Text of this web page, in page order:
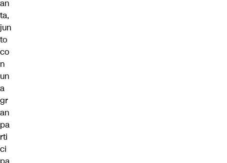
an
ta,
jun
to
co
n
un
a
gr
an
pa
rti
ci